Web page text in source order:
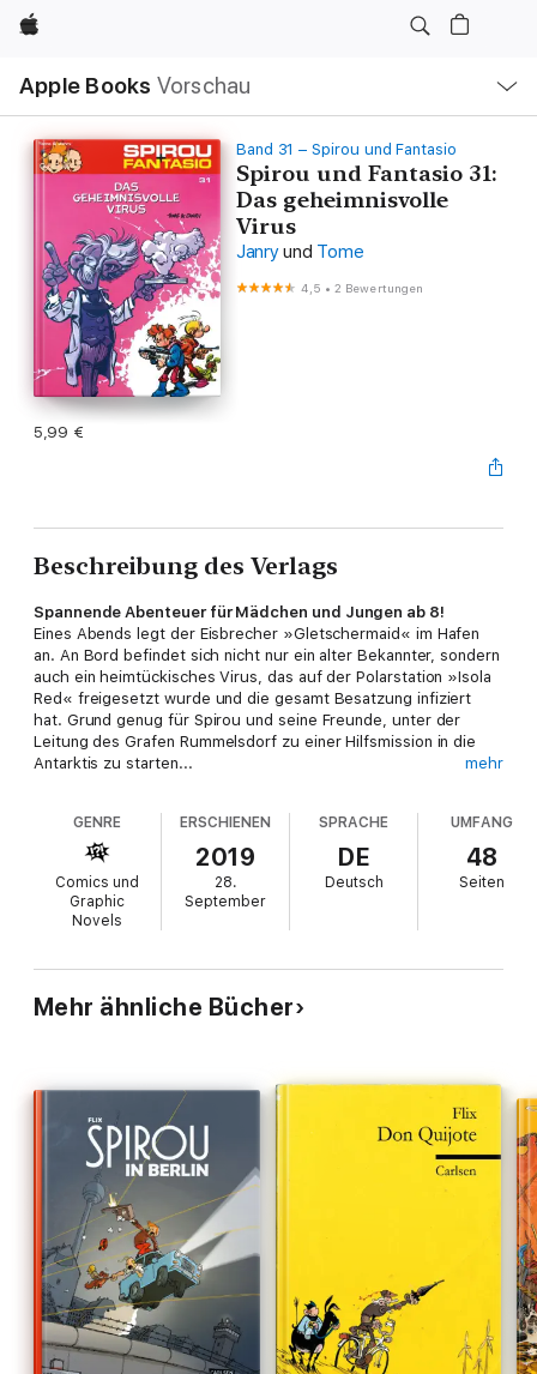
Apple
Apple Books Vorschau
Navigation
Menü
öffnen
Band 31 – Spirou und Fantasio
Spirou und Fantasio 31:
Das geheimnisvolle
Virus
Janry und Tome
4,5 •2 Bewertungen
5,99 €
Beschreibung des Verlags
Spannende Abenteuer für Mädchen und Jungen ab 8!
Eines Abends legt der Eisbrecher »Gletschermaid« im Hafen
an. An Bord befindet sich nicht nur ein alter Bekannter, sondern
auch ein heimtückisches Virus, das auf der Polarstation »Isola
Red« freigesetzt wurde und die gesamt Besatzung infiziert
hat. Grund genug für Spirou und seine Freunde, unter der
Leitung des Grafen Rummelsdorf zu einer Hilfsmission in die
Antarktis zu starten...
europäischen Comics. Gemeinsam erleben sie spannende
Abenteuer, die sie rund um die ganze Welt führen. Fast immer
mit dabei: das Wundertier Marsupilami
mit seinem schwarz-
gelben Fell und dem langen Schwanz.
Fürs Lesen begeistern
Die Comics von Spirou und Fantasio sind echte
Klassiker
Andre Franquin, der Erfinder von Spirou und Fantasio, hat es
immer verstanden, tolle Geschichten zu erzählen, die
Das Abenteuer kann beginnen!
mehr
GENRE
Comics und
Graphic
Novels
ERSCHIENEN
2019
28.
September
SPRACHE
DE
Deutsch
UMFANG
48
Seiten
Mehr ähnliche Bücher